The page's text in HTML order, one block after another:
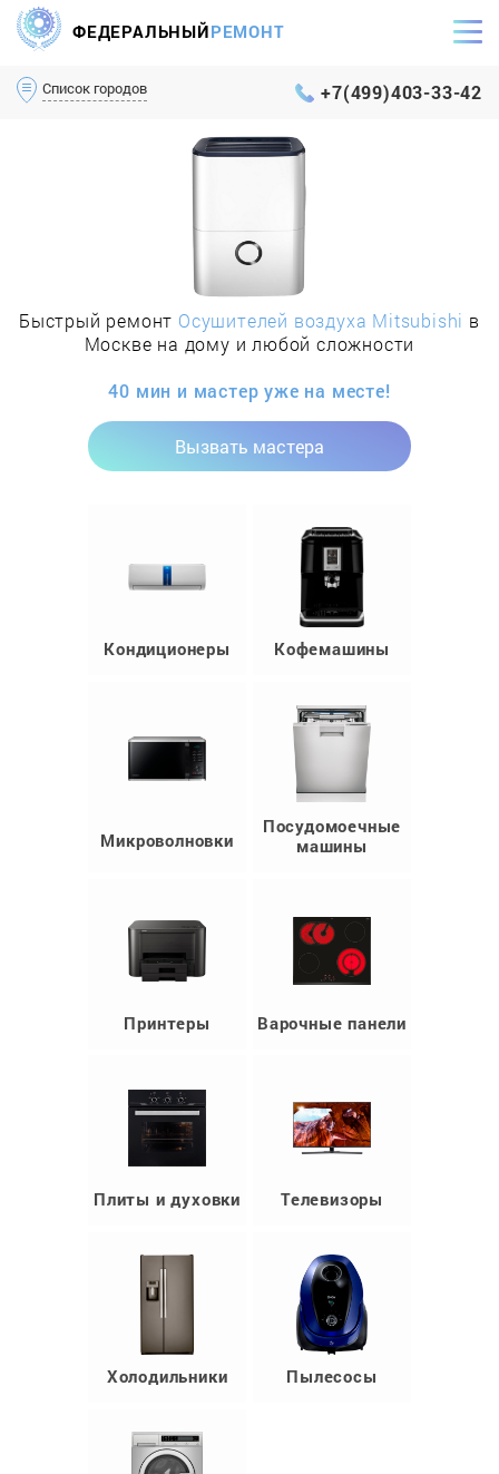
ФЕДЕРАЛЬНЫЙРЕМОНТ
Список городов +7(499)403-33-42
Быстрый ремонт Осушителей воздуха Mitsubishi в
Москве на дому и любой сложности
40 мин и мастер уже на месте!
Вызвать мастера
Кондиционеры Кофемашины
Микроволновки
Посудомоечные
машины
Принтеры Варочные панели
Плиты и духовки Телевизоры
Холодильники Пылесосы